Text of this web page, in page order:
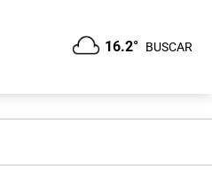
16.2° BUSCAR